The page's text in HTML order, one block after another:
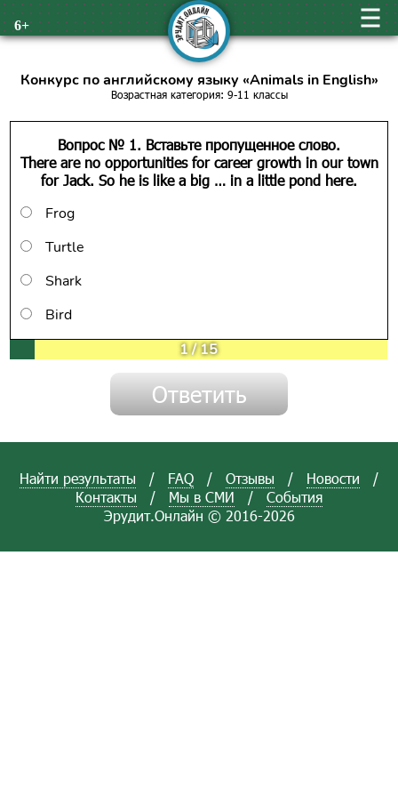
6+
Конкурс по английскому языку «Animals in English»
Возрастная категория: 9-11 классы
Вопрос № 1. Вставьте пропущенное слово.
There are no opportunities for career growth in our town
for Jack. So he is like a big … in a little pond here.
Frog
Turtle
Shark
Bird
1/15
Найти результаты / FAQ / Отзывы / Новости
/
Контакты
/ Мы в СМИ /
События
Эрудит.Онлайн © 2016-2026